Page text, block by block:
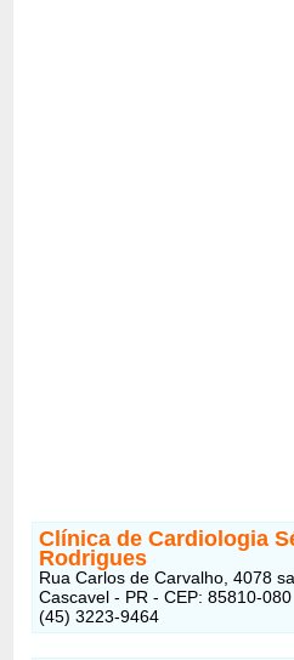
Clínica de Cardiologia
Rodrigues
Rua Carlos de Carvalho, 4078
Cascavel - PR - CEP: 85810-080
(45) 3223-9464